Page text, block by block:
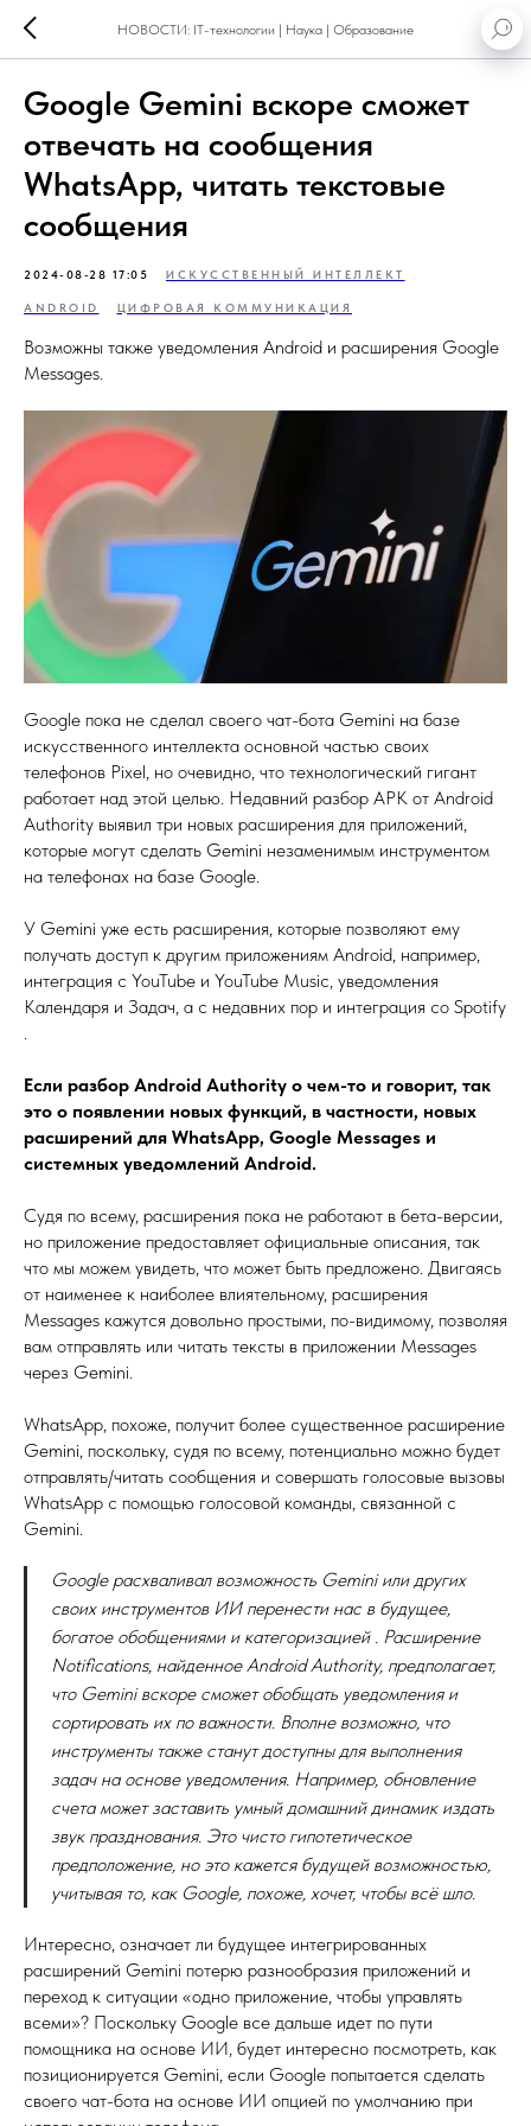
НОВОСТИ: IT-технологии | Наука | Образование
Google Gemini вскоре сможет
отвечать на сообщения
WhatsApp, читать текстовые
сообщения
2024-08-28 17:05 ИСКУССТВЕННЫЙ ИНТЕЛЛЕКТ
ANDROID ЦИФРОВАЯ КОММУНИКАЦИЯ
Возможны также уведомления Android и расширения Google
Messages.
Google пока не сделал своего чат-бота Gemini на базе
искусственного интеллекта основной частью своих
телефонов Pixel, но очевидно, что технологический гигант
работает над этой целью. Недавний разбор APK от Android
Authority выявил три новых расширения для приложений,
которые могут сделать Gemini незаменимым инструментом
на телефонах на базе Google.
У Gemini уже есть расширения, которые позволяют ему
получать доступ к другим приложениям Android, например,
интеграция с YouTube и YouTube Music, уведомления
Календаря и Задач, а с недавних пор и интеграция со Spotify
Если разбор Android Authority о чем-то и говорит, так
это о появлении новых функций, в частности, новых
расширений для WhatsApp, Google Messages и
системных уведомлений Android.
Судя по всему, расширения пока не работают в бета-версии,
но приложение предоставляет официальные описания, так
что мы можем увидеть, что может быть предложено. Двигаясь
от наименее к наиболее влиятельному, расширения
Messages кажутся довольно простыми, по-видимому, позволяя
вам отправлять или читать тексты в приложении Messages
через Gemini.
WhatsApp, похоже, получит более существенное расширение
Gemini, поскольку, судя по всему, потенциально можно будет
отправлять/читать сообщения и совершать голосовые вызовы
WhatsApp с помощью голосовой команды, связанной с
Gemini.
Google расхваливал возможность Gemini или других
своих инструментов ИИ перенести нас в будущее,
богатое обобщениями и категоризацией . Расширение
Notifications, найденное Android Authority, предполагает,
что Gemini вскоре сможет обобщать уведомления и
сортировать их по важности. Вполне возможно, что
инструменты также станут доступны для выполнения
задач на основе уведомления. Например, обновление
счета может заставить умный домашний динамик издать
звук празднования. Это чисто гипотетическое
предположение, но это кажется будущей возможностью,
учитывая то, как Google, похоже, хочет, чтобы всё шло.
Интересно, означает ли будущее интегрированных
расширений Gemini потерю разнообразия приложений и
переход к ситуации «одно приложение, чтобы управлять
всеми»? Поскольку Google все дальше идет по пути
помощника на основе ИИ, будет интересно посмотреть, как
позиционируется Gemini, если Google попытается сделать
своего чат-бота на основе ИИ опцией по умолчанию при